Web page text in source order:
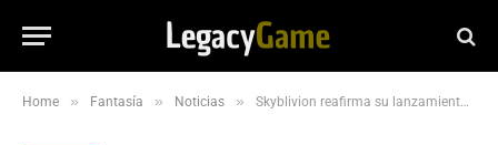
Home » Fantasía » Noticias » Skyblivion reafirma su lanzamiento: “Los jugadores ganan con ambos”